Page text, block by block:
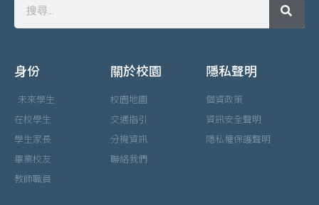
身份
未來學生
在校學生
學生家長
畢業校友
教師職員
關於校園
校園地圖
交通指引
分機資訊
聯絡我們
隱私聲明
個資政策
資訊安全聲明
隱私權保護聲明